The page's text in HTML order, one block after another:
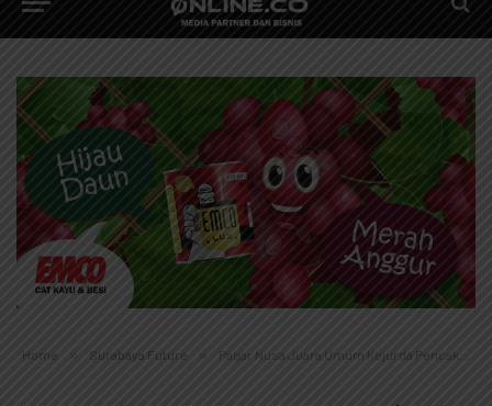
Home » Surabaya Future » Pagar Nusa Juara Umum Kejurda Pencak Silat